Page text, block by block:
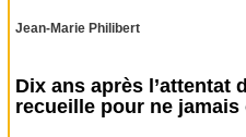
Jean-Marie Philibert
Dix ans après l’attentat
recueille pour ne jamais